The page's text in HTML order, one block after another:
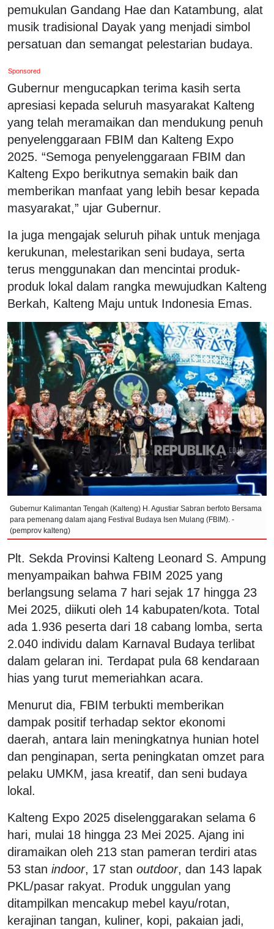
pemukulan Gandang Hae dan Katambung, alat
musik tradisional Dayak yang menjadi simbol
persatuan dan semangat pelestarian budaya.
Sponsored
Gubernur mengucapkan terima kasih serta
apresiasi kepada seluruh masyarakat Kalteng
yang telah meramaikan dan mendukung penuh
penyelenggaraan FBIM dan Kalteng Expo
2025. “Semoga penyelenggaraan FBIM dan
Kalteng Expo berikutnya semakin baik dan
memberikan manfaat yang lebih besar kepada
masyarakat,” ujar Gubernur.
Ia juga mengajak seluruh pihak untuk menjaga
kerukunan, melestarikan seni budaya, serta
terus menggunakan dan mencintai produk-
produk lokal dalam rangka mewujudkan Kalteng
Berkah, Kalteng Maju untuk Indonesia Emas.
Gubernur Kalimantan Tengah (Kalteng) H. Agustiar Sabran berfoto Bersama
para pemenang dalam ajang Festival Budaya Isen Mulang (FBIM). -
(pemprov kalteng)
Plt. Sekda Provinsi Kalteng Leonard S. Ampung
menyampaikan bahwa FBIM 2025 yang
berlangsung selama 7 hari sejak 17 hingga 23
Mei 2025, diikuti oleh 14 kabupaten/kota. Total
ada 1.936 peserta dari 18 cabang lomba, serta
2.040 individu dalam Karnaval Budaya terlibat
dalam gelaran ini. Terdapat pula 68 kendaraan
hias yang turut memeriahkan acara.
Menurut dia, FBIM terbukti memberikan
dampak positif terhadap sektor ekonomi
daerah, antara lain meningkatnya hunian hotel
dan penginapan, serta peningkatan omzet para
pelaku UMKM, jasa kreatif, dan seni budaya
lokal.
Kalteng Expo 2025 diselenggarakan selama 6
hari, mulai 18 hingga 23 Mei 2025. Ajang ini
diramaikan oleh 213 stan pameran terdiri atas
53 stan indoor, 17 stan outdoor, dan 143 lapak
PKL/pasar rakyat. Produk unggulan yang
ditampilkan mencakup mebel kayu/rotan,
kerajinan tangan, kuliner, kopi, pakaian jadi,